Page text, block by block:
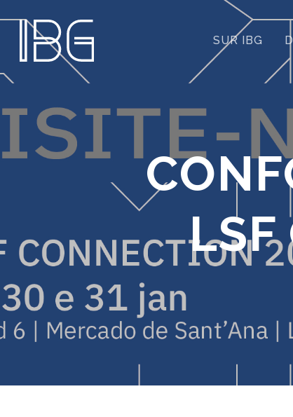
SUR IBG